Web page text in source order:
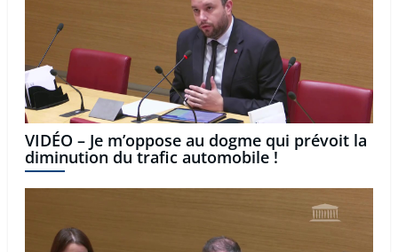
VIDÉO – Je m’oppose au dogme qui prévoit la
diminution du trafic automobile !